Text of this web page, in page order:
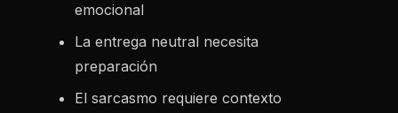
emocional
La entrega neutral necesita
preparación
El sarcasmo requiere contexto